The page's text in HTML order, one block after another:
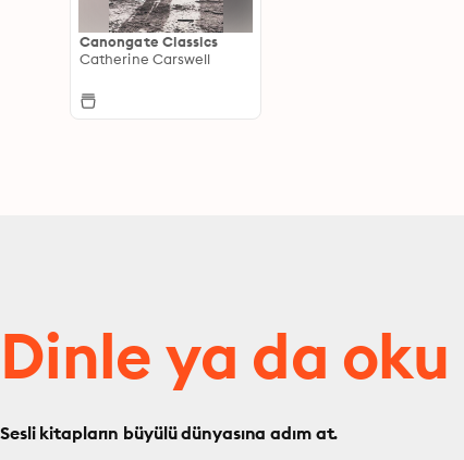
Canongate Classics
Catherine Carswell
Dinle ya da oku
Sesli kitapların büyülü dünyasına adım at.